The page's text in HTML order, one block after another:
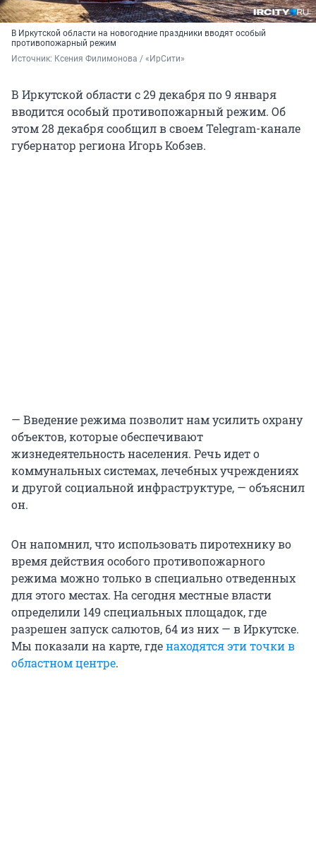
В Иркутской области на новогодние праздники вводят особый
противопожарный режим
Источник: Ксения Филимонова / «ИрСити»
В Иркутской области с 29 декабря по 9 января
вводится особый противопожарный режим. Об
этом 28 декабря сообщил в своем Telegram-канале
губернатор региона Игорь Кобзев.
— Введение режима позволит нам усилить охрану
объектов, которые обеспечивают
жизнедеятельность населения. Речь идет о
коммунальных системах, лечебных учреждениях
и другой социальной инфраструктуре, — объяснил
он.
Он напомнил, что использовать пиротехнику во
время действия особого противопожарного
режима можно только в специально отведенных
для этого местах. На сегодня местные власти
определили 149 специальных площадок, где
разрешен запуск салютов, 64 из них — в Иркутске.
Мы показали на карте, гденаходятся эти точки в
областном центре.